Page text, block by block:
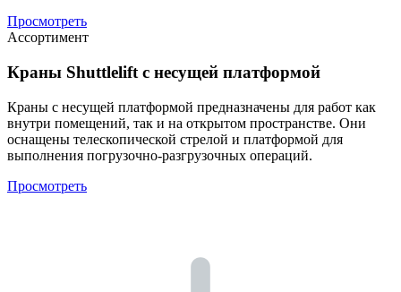
Просмотреть
Ассортимент
Краны Shuttlelift с несущей платформой
Краны с несущей платформой предназначены для работ как
внутри помещений, так и на открытом пространстве. Они
оснащены телескопической стрелой и платформой для
выполнения погрузочно-разгрузочных операций.
Просмотреть